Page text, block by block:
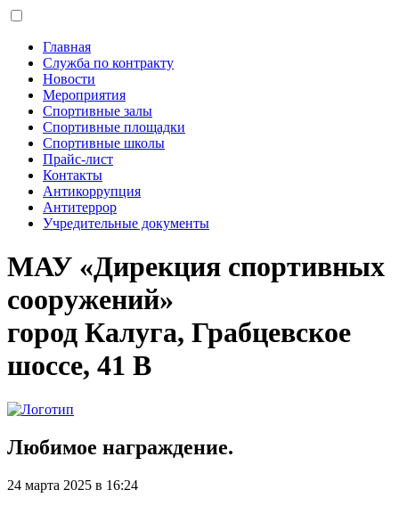
Главная
Служба по контракту
Новости
Мероприятия
Спортивные залы
Спортивные площадки
Спортивные школы
Прайс-лист
Контакты
Антикоррупция
Антитеррор
Учредительные документы
МАУ «Дирекция спортивных
сооружений»
город Калуга, Грабцевское
шоссе, 41 В
Любимое награждение.
24 марта 2025 в 16:24